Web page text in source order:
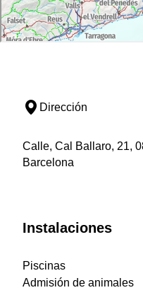
Dirección
Calle, Cal Ballaro, 21,
Barcelona
Instalaciones
Piscinas
Admisión de animales